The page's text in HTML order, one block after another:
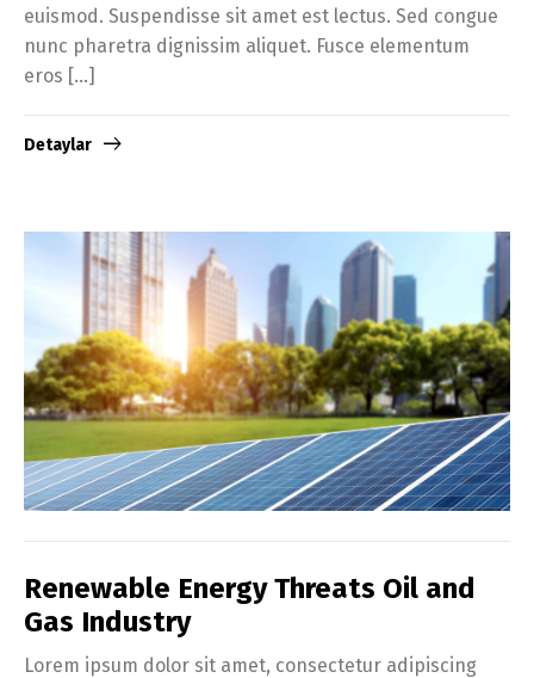
euismod. Suspendisse sit amet est lectus. Sed congue
nunc pharetra dignissim aliquet. Fusce elementum
eros […]
Detaylar
Renewable Energy Threats Oil and
Gas Industry
Lorem ipsum dolor sit amet, consectetur adipiscing